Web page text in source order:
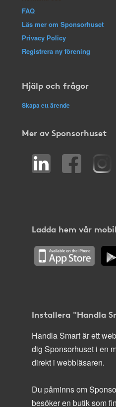
FAQ
Läs mer om Sponsorhuset
Privacy Policy
Registrera ny förening
Hjälp och frågor
Skapa ett ärende
Mer av Sponsorhuset
Ladda hem vår
Installera "Handla
Handla Smart är ett
dig Sponsorhuset i en
direkt i webbläsaren.
Du påminns om
besöker en butik som